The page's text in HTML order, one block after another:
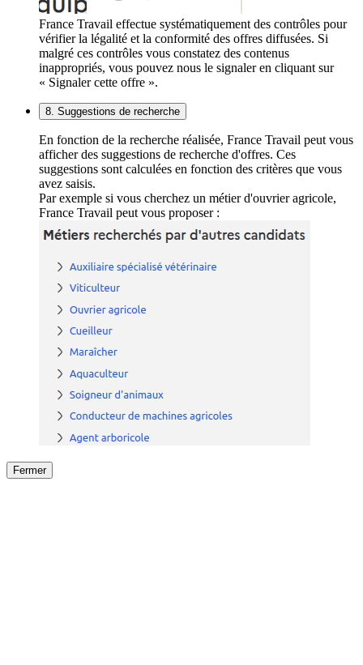
France Travail effectue systématiquement des contrôles pour
vérifier la légalité et la conformité des offres diffusées. Si
malgré ces contrôles vous constatez des contenus
inappropriés, vous pouvez nous le signaler en cliquant sur
« Signaler cette offre ».
8. Suggestions de recherche
En fonction de la recherche réalisée, France Travail peut vous
afficher des suggestions de recherche d'offres. Ces
suggestions sont calculées en fonction des critères que vous
avez saisis.
Par exemple si vous cherchez un métier d'ouvrier agricole,
France Travail peut vous proposer :
Fermer